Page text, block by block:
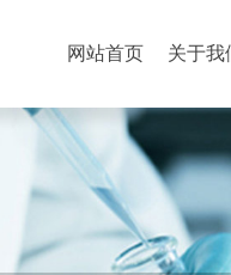
网站首页 关于我